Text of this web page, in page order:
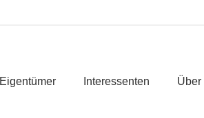
Eigentümer Interessenten Über